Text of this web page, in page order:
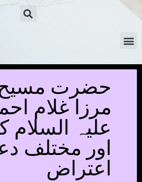
حضرت مسیح
مرزا غلام
علیہ السلام
اور مختلف
اعتراض